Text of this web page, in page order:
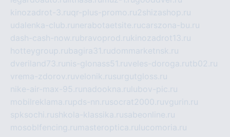
kinozadrot-3.ruqr-plus-promo.ru2shizashop.ru
udalenka-club.ru nerabotaetsite.rucarszona-bu.ru
dash-cash-now.rubravoprod.rukinozadrot13.ru
hotteygroup.rubagira31.rudommarketnsk.ru
dveriland73.ru nis-glonass51.ruveles-doroga.rutb02.ru
vrema-zdorov.ruvelonik.rusurgutgloss.ru
nike-air-max-95.ru nadookna.ru lubov-pic.ru
mobilreklama.rupds-nn.rusocrat2000.ruvgurin.ru
spksochi.rushkola-klassika.rusabeonline.ru
mosoblfencing.ru masteroptica.ru lucomoria.ru